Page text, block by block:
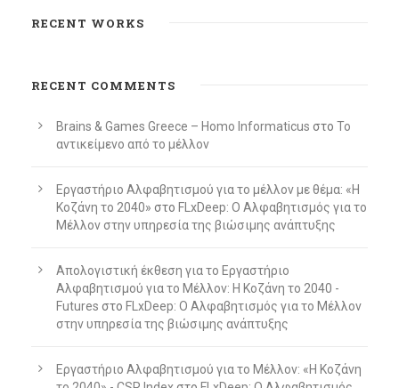
RECENT WORKS
RECENT COMMENTS
Brains & Games Greece – Homo Informaticus στο To
αντικείμενο από το μέλλον
Εργαστήριο Αλφαβητισμού για το μέλλον με θέμα: «Η
Κοζάνη το 2040» στο FLxDeep: Ο Αλφαβητισμός για το
Μέλλον στην υπηρεσία της βιώσιμης ανάπτυξης
Απολογιστική έκθεση για το Εργαστήριο
Αλφαβητισμού για το Μέλλον: Η Κοζάνη το 2040 -
Futures στο FLxDeep: Ο Αλφαβητισμός για το Μέλλον
στην υπηρεσία της βιώσιμης ανάπτυξης
Εργαστήριο Αλφαβητισμού για το Μέλλον: «Η Κοζάνη